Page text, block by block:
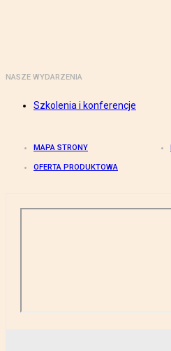
NASZE WYDARZENIA
Szkolenia i konferencje
MAPA STRONY
OFERTA PRODUKTOWA